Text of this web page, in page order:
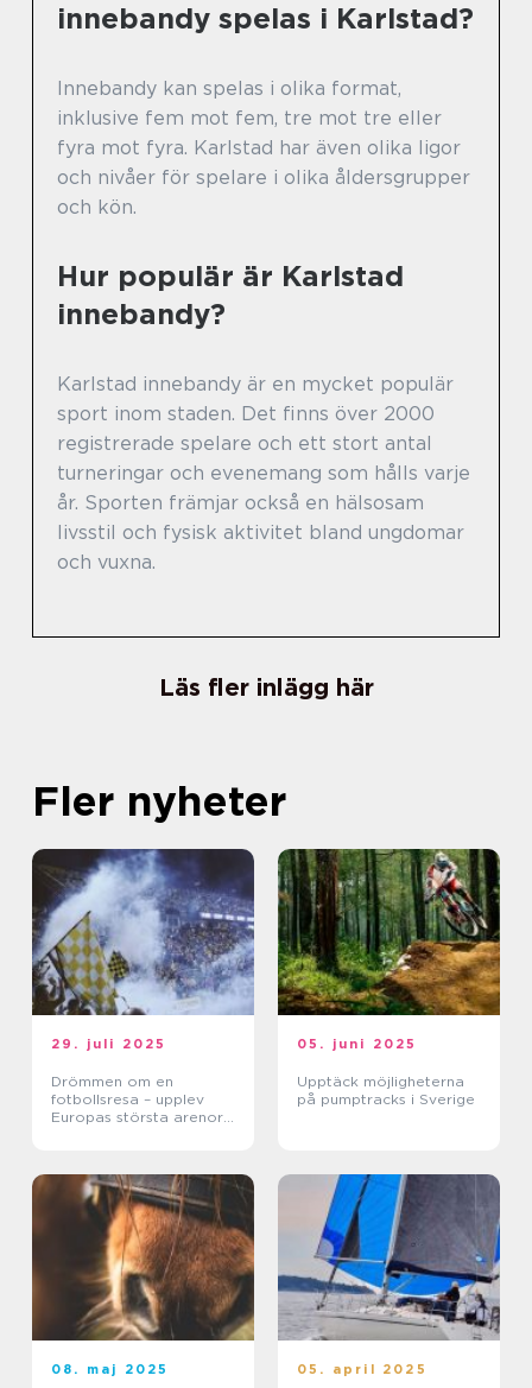
innebandy spelas i Karlstad?
Innebandy kan spelas i olika format,
inklusive fem mot fem, tre mot tre eller
fyra mot fyra. Karlstad har även olika ligor
och nivåer för spelare i olika åldersgrupper
och kön.
Hur populär är Karlstad
innebandy?
Karlstad innebandy är en mycket populär
sport inom staden. Det finns över 2000
registrerade spelare och ett stort antal
turneringar och evenemang som hålls varje
år. Sporten främjar också en hälsosam
livsstil och fysisk aktivitet bland ungdomar
och vuxna.
Läs fler inlägg här
Fler nyheter
29. juli 2025
Drömmen om en
fotbollsresa – upplev
Europas största arenor
05. juni 2025
Upptäck möjligheterna
på pumptracks i Sverige
08. maj 2025 05. april 2025